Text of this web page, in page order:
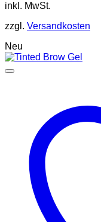
26,00 €
inkl. MwSt.
zzgl. Versandkosten
Neu